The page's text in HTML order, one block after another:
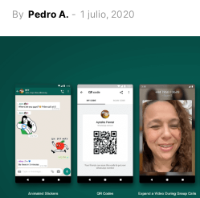
By Pedro A. - 1 julio, 2020